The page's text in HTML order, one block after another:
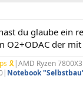
du glaube ein
O2+ODAC der
🎗|AMD Ryzen
Notebook